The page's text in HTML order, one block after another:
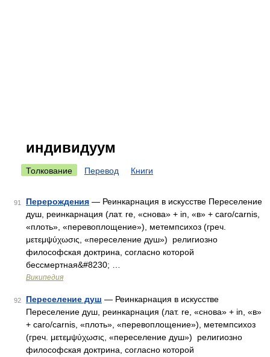
индивидуум
Толкование Перевод Книги
91 Перерождения — Реинкарнация в искусстве Переселение
душ, реинкарнация (лат. re, «снова» + in, «в» + caro/carnis,
«плоть», «перевоплощение»), метемпсихоз (греч.
μετεμψύχωσις, «переселение душ») религиозно
философская доктрина, согласно которой
бессмертная&#8230; …
Википедия
92 Переселение душ — Реинкарнация в искусстве
Переселение душ, реинкарнация (лат. re, «снова» + in, «в»
+ caro/carnis, «плоть», «перевоплощение»), метемпсихоз
(греч. μετεμψύχωσις, «переселение душ») религиозно
философская доктрина, согласно которой